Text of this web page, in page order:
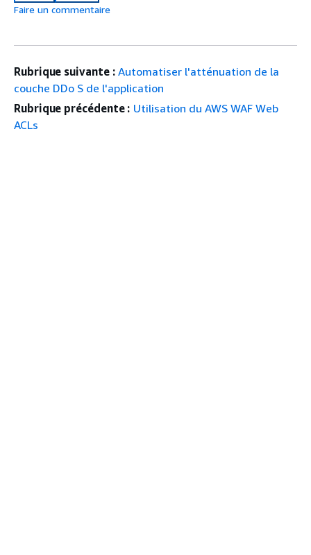
Faire un commentaire
Rubrique suivante : Automatiser l'atténuation de la
couche DDo S de l'application
Rubrique précédente : Utilisation du AWS WAF Web
ACLs